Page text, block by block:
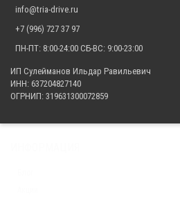
info@tria-drive.ru
+7 (996) 727 37 97
ПН-ПТ: 8:00-24:00 СБ-ВС: 9:00-23:00
ИП Сулейманов Ильдар Равильевич
ИНН: 637204827140
ОГРНИП: 319631300072859